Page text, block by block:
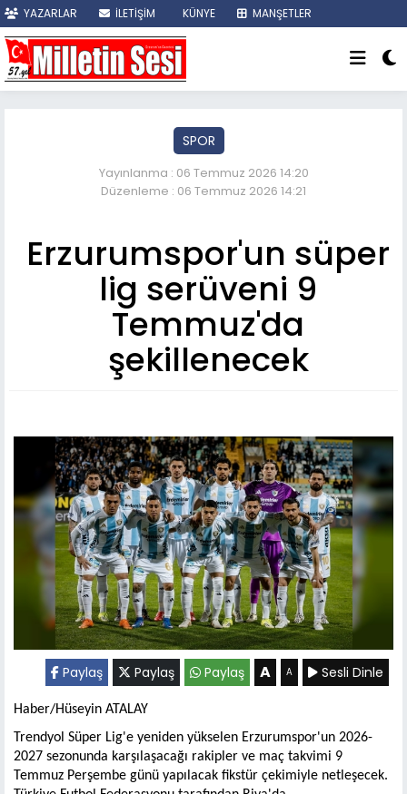
YAZARLAR İLETİŞİM KÜNYE
MANŞETLER
SON DAKİKA
SPOR
Yayınlanma : 06 Temmuz 2026 14:20
Düzenleme : 06 Temmuz 2026 14:21
Erzurumspor'un süper
lig serüveni 9
Temmuz'da
şekillenecek
Paylaş Paylaş Paylaş A A Sesli Dinle
Haber/Hüseyin ATALAY
Trendyol Süper Lig'e yeniden yükselen Erzurumspor'un 2026-
2027 sezonunda karşılaşacağı rakipler ve maç takvimi 9
Temmuz Perşembe günü yapılacak fikstür çekimiyle netleşecek.